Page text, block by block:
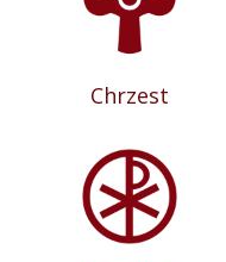
Chrzest